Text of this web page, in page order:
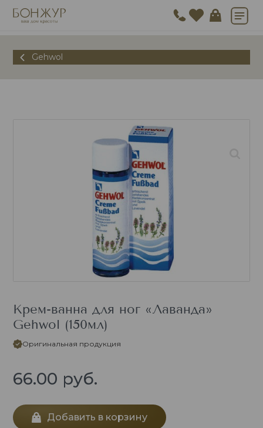
Gehwol
Крем-ванна для ног «Лаванда»
Gehwol (150мл)
Оригинальная продукция
66.00 руб.
Добавить в корзину